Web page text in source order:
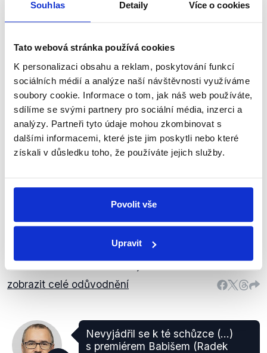
Souhlas Detaily Více o cookies
Tato webová stránka používá cookies
K personalizaci obsahu a reklam, poskytování funkcí
sociálních médií a analýze naší návštěvnosti využíváme
soubory cookie. Informace o tom, jak náš web používáte,
sdílíme se svými partnery pro sociální média, inzerci a
analýzy. Partneři tyto údaje mohou zkombinovat s
dalšími informacemi, které jste jim poskytli nebo které
získali v důsledku toho, že používáte jejich služby.
Povolit vše
Upravit
podkladů poskytnutých BIS.
ODS
Pavel
Žáček
Už jednou tyto materiály (ohledně
ředitele BIS Koudelky, pozn.
Demagog.cz) směřovaly do
komise pro kontrolu BIS. Komise,
pokud vím, se k tomu vyjádřila.
DVTV,6. srpna 2021
Stálá komise pro kontrolu činnosti Bezpečnostní
dopisem, ve kterém Hrad kritizuje ředitele BIS
Michala Koudelku. Komise jeho kritiku odmítla.
zobrazit celé odůvodnění
Nevyjádřil se k té schůzce (...)
s premiérem Babišem (Radek